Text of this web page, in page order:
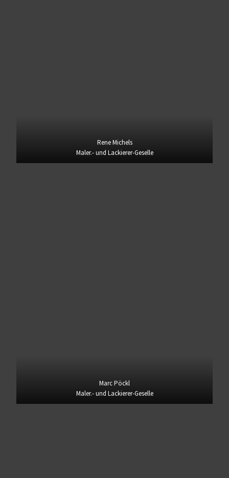
Rene Michels
Maler.- und Lackierer-Geselle
Marc Pöckl
Maler.- und Lackierer-Geselle